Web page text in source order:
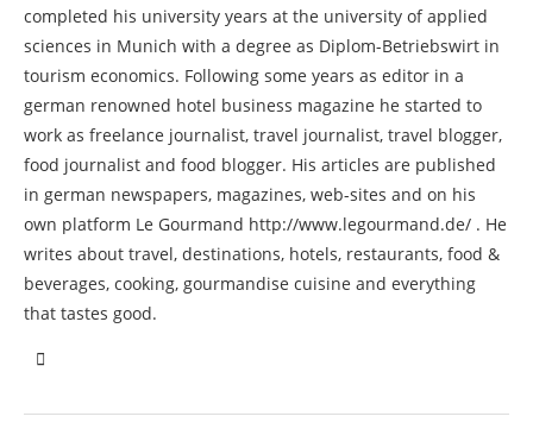
completed his university years at the university of applied
sciences in Munich with a degree as Diplom-Betriebswirt in
tourism economics. Following some years as editor in a
german renowned hotel business magazine he started to
work as freelance journalist, travel journalist, travel blogger,
food journalist and food blogger. His articles are published
in german newspapers, magazines, web-sites and on his
own platform Le Gourmand http://www.legourmand.de/ . He
writes about travel, destinations, hotels, restaurants, food &
beverages, cooking, gourmandise cuisine and everything
that tastes good.